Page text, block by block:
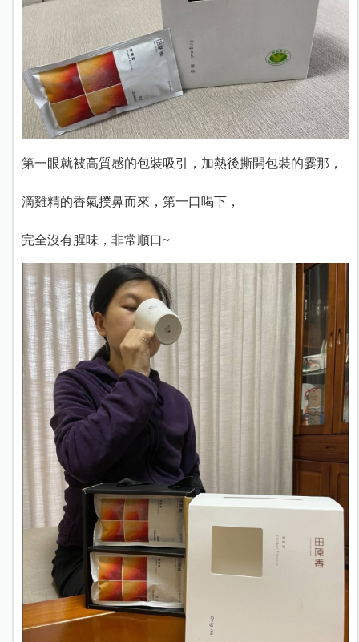
第一眼就被高質感的包裝吸引，加熱後撕開包裝的霎那，
滴雞精的香氣撲鼻而來，第一口喝下，
完全沒有腥味，非常順口~